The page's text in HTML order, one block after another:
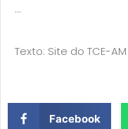
…
Texto: Site do TCE-AM
Facebook